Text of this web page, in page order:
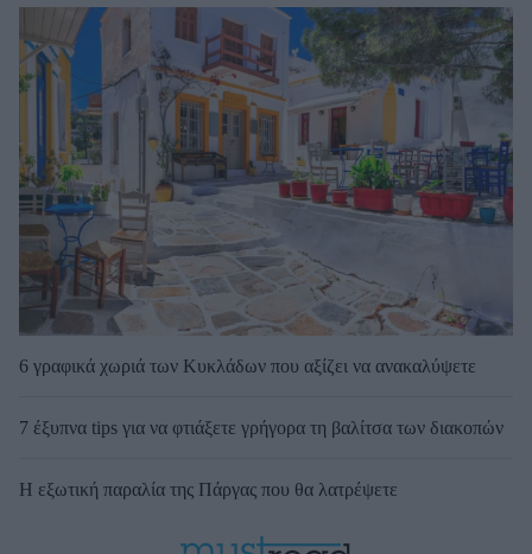
6 γραφικά χωριά των Κυκλάδων που αξίζει να ανακαλύψετε
7 έξυπνα tips για να φτιάξετε γρήγορα τη βαλίτσα των διακοπών
Η εξωτική παραλία της Πάργας που θα λατρέψετε